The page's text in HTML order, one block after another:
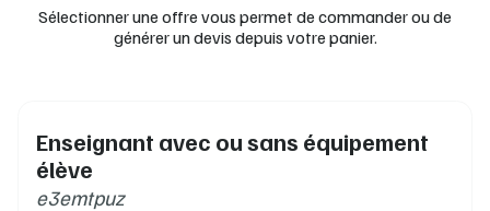
Sélectionner une offre vous permet de commander ou de
générer un devis depuis votre panier.
Enseignant avec ou sans équipement
élève
e3emtpuz